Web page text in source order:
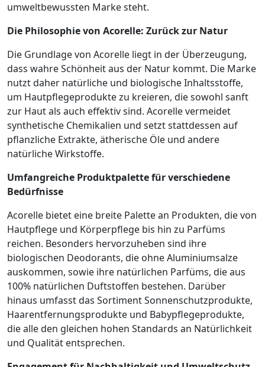
umweltbewussten Marke steht.
Die Philosophie von Acorelle: Zurück zur Natur
Die Grundlage von Acorelle liegt in der Überzeugung,
dass wahre Schönheit aus der Natur kommt. Die Marke
nutzt daher natürliche und biologische Inhaltsstoffe,
um Hautpflegeprodukte zu kreieren, die sowohl sanft
zur Haut als auch effektiv sind. Acorelle vermeidet
synthetische Chemikalien und setzt stattdessen auf
pflanzliche Extrakte, ätherische Öle und andere
natürliche Wirkstoffe.
Umfangreiche Produktpalette für verschiedene
Bedürfnisse
Acorelle bietet eine breite Palette an Produkten, die von
Hautpflege und Körperpflege bis hin zu Parfüms
reichen. Besonders hervorzuheben sind ihre
biologischen Deodorants, die ohne Aluminiumsalze
auskommen, sowie ihre natürlichen Parfüms, die aus
100% natürlichen Duftstoffen bestehen. Darüber
hinaus umfasst das Sortiment Sonnenschutzprodukte,
Haarentfernungsprodukte und Babypflegeprodukte,
die alle den gleichen hohen Standards an Natürlichkeit
und Qualität entsprechen.